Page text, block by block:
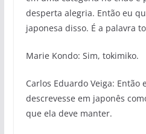
desperta alegria. Então eu
japonesa disso. É a palavra
Marie Kondo: Sim, tokimiko.
Carlos Eduardo Veiga: Então
descrevesse em japonês
que ela deve manter.